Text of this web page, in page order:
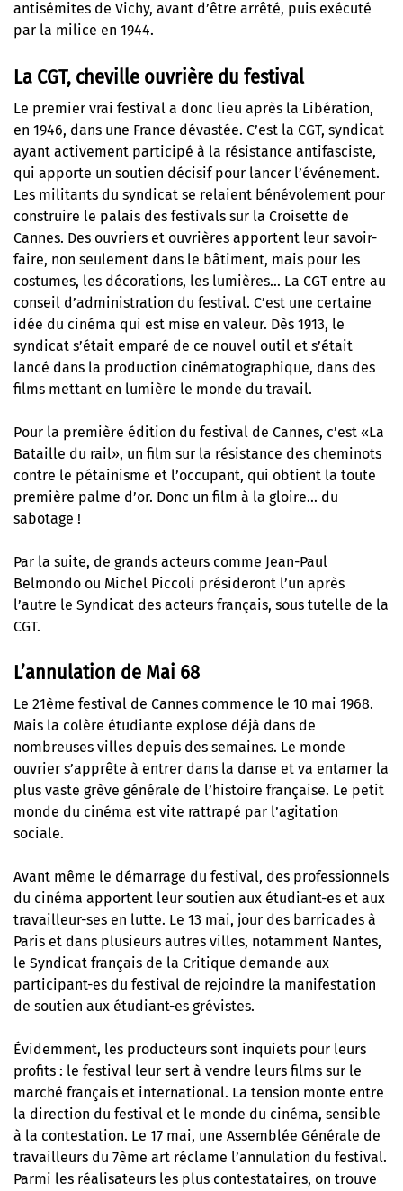
antisémites de Vichy, avant d’être arrêté, puis exécuté
par la milice en 1944.
La CGT, cheville ouvrière du festival
Le premier vrai festival a donc lieu après la Libération,
en 1946, dans une France dévastée. C’est la CGT, syndicat
ayant activement participé à la résistance antifasciste,
qui apporte un soutien décisif pour lancer l’événement.
Les militants du syndicat se relaient bénévolement pour
construire le palais des festivals sur la Croisette de
Cannes. Des ouvriers et ouvrières apportent leur savoir-
faire, non seulement dans le bâtiment, mais pour les
costumes, les décorations, les lumières… La CGT entre au
conseil d’administration du festival. C’est une certaine
idée du cinéma qui est mise en valeur. Dès 1913, le
syndicat s’était emparé de ce nouvel outil et s’était
lancé dans la production cinématographique, dans des
films mettant en lumière le monde du travail.
Pour la première édition du festival de Cannes, c’est «La
Bataille du rail», un film sur la résistance des cheminots
contre le pétainisme et l’occupant, qui obtient la toute
première palme d’or. Donc un film à la gloire… du
sabotage !
Par la suite, de grands acteurs comme Jean-Paul
Belmondo ou Michel Piccoli présideront l’un après
l’autre le Syndicat des acteurs français, sous tutelle de la
CGT.
L’annulation de Mai 68
Le 21ème festival de Cannes commence le 10 mai 1968.
Mais la colère étudiante explose déjà dans de
nombreuses villes depuis des semaines. Le monde
ouvrier s’apprête à entrer dans la danse et va entamer la
plus vaste grève générale de l’histoire française. Le petit
monde du cinéma est vite rattrapé par l’agitation
sociale.
Avant même le démarrage du festival, des professionnels
du cinéma apportent leur soutien aux étudiant-es et aux
travailleur-ses en lutte. Le 13 mai, jour des barricades à
Paris et dans plusieurs autres villes, notamment Nantes,
le Syndicat français de la Critique demande aux
participant-es du festival de rejoindre la manifestation
de soutien aux étudiant-es grévistes.
Évidemment, les producteurs sont inquiets pour leurs
profits : le festival leur sert à vendre leurs films sur le
marché français et international. La tension monte entre
la direction du festival et le monde du cinéma, sensible
à la contestation. Le 17 mai, une Assemblée Générale de
travailleurs du 7ème art réclame l’annulation du festival.
Parmi les réalisateurs les plus contestataires, on trouve